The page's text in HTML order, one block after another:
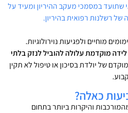
במסמכי מעקב ההיריון ומעיד על
של רשלנות רפואית בהיריון.
מוחיים ולפגיעות נוירולוגיות.
לידהמוקדמתעלולהלהוביללנזקבלתי
של יולדת בסיכון או טיפול לא תקין
כאלה?
והיקרות ביותר בתחום